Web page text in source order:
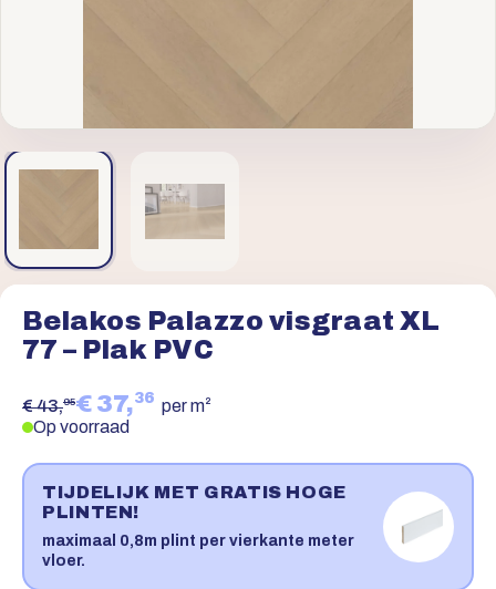
Belakos Palazzo visgraat XL
77 – Plak PVC
€ 43,95€ 37,36 per m²
Op voorraad
TIJDELIJK MET GRATIS HOGE
PLINTEN!
maximaal 0,8m plint per vierkante meter
vloer.